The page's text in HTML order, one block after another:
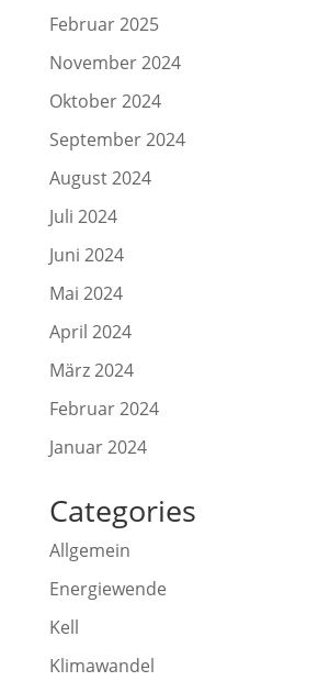
Februar 2025
November 2024
Oktober 2024
September 2024
August 2024
Juli 2024
Juni 2024
Mai 2024
April 2024
März 2024
Februar 2024
Januar 2024
Categories
Allgemein
Energiewende
Kell
Klimawandel